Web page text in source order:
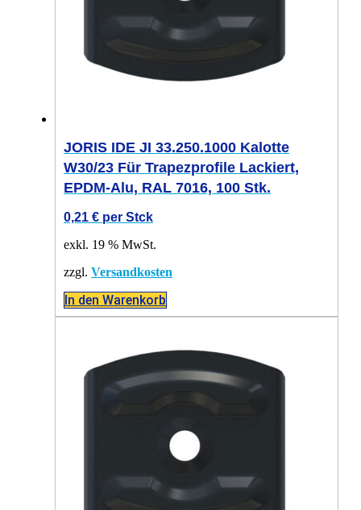
JORIS IDE JI 33.250.1000 Kalotte
W30/23 Für Trapezprofile Lackiert,
EPDM-Alu, RAL 7016, 100 Stk.
0,21 € per Stck
exkl. 19 % MwSt.
zzgl. Versandkosten
In den Warenkorb